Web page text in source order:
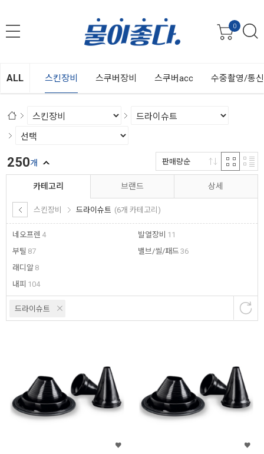
0
ALL 스킨장비 스쿠버장비 스쿠버acc 수중촬영/통
카테고리
스킨장비 드라이슈트 (6개 카테고리)
네오프렌 4
부틸 87
래디알 8
내피 104
발열장비 11
밸브/씰/패드 36
브랜드 상세
드라이슈트
250개 판매량순